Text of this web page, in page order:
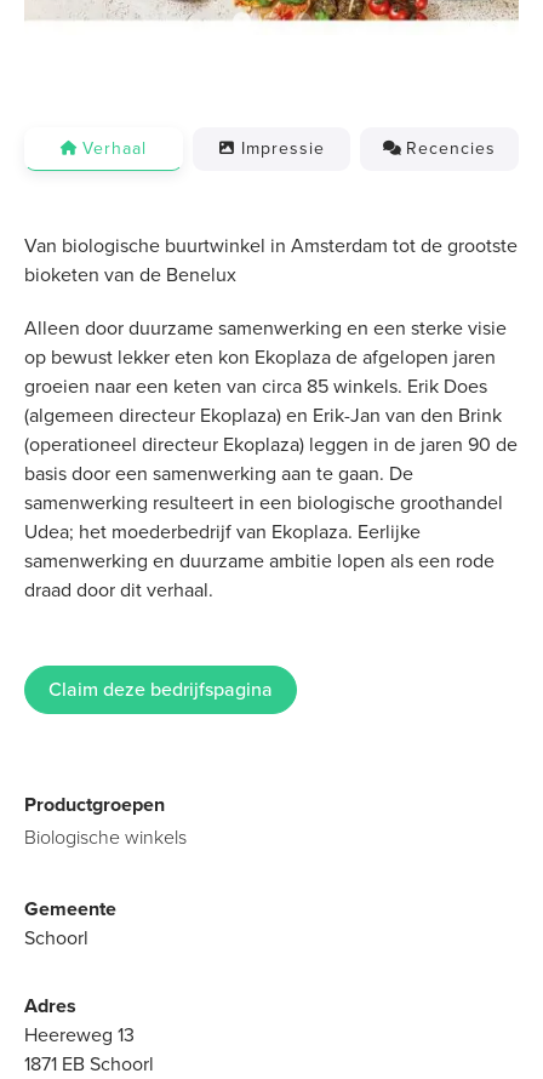
Verhaal Impressie Recencies
Van biologische buurtwinkel in Amsterdam tot de grootste
bioketen van de Benelux
Alleen door duurzame samenwerking en een sterke visie
op bewust lekker eten kon Ekoplaza de afgelopen jaren
groeien naar een keten van circa 85 winkels. Erik Does
(algemeen directeur Ekoplaza) en Erik-Jan van den Brink
(operationeel directeur Ekoplaza) leggen in de jaren 90 de
basis door een samenwerking aan te gaan. De
samenwerking resulteert in een biologische groothandel
Udea; het moederbedrijf van Ekoplaza. Eerlijke
samenwerking en duurzame ambitie lopen als een rode
draad door dit verhaal.
Claim deze bedrijfspagina
Productgroepen
Biologische winkels
Gemeente
Schoorl
Adres
Heereweg 13
1871 EB Schoorl